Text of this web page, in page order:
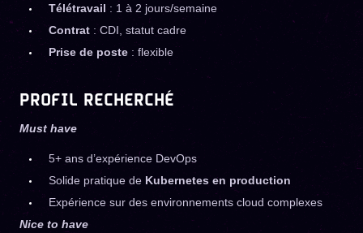
Télétravail : 1 à 2 jours/semaine
Contrat : CDI, statut cadre
Prise de poste : flexible
PROFIL RECHERCHÉ
Must have
5+ ans d’expérience DevOps
Solide pratique de Kubernetes en production
Expérience sur des environnements cloud complexes
Nice to have